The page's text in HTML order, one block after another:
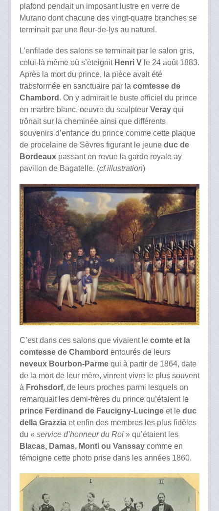
plafond pendait un imposant lustre en verre de
Murano dont chacune des vingt-quatre branches se
terminait par une fleur-de-lys au naturel.
L’enfilade des salons se terminait par le salon gris,
celui-là même où s’éteignit Henri Vle 24 août 1883.
Après la mort du prince, la pièce avait été
trabsformée en sanctuaire par la comtesse de
Chambord . On y admirait le buste officiel du prince
en marbre blanc, oeuvre du sculpteur Veray qui
trônait sur la cheminée ainsi que différents
souvenirs d’enfance du prince comme cette plaque
de procelaine de Sèvres figurant le jeune duc de
Bordeauxpassant en revue la garde royale ay
pavillon de Bagatelle. (cf.illustration)
C’est dans ces salons que vivaient le comte et la
comtesse de Chambord entourés de leurs
neveux Bourbon-Parmequi à partir de 1864, date
de la mort de leur mère, vinrent vivre le plus souvent
à Frohsdorf, de leurs proches parmi lesquels on
remarquait les demi-frères du prince qu’étaient le
prince Ferdinand de Faucigny-Lucingeet le duc
della Grazziaet enfin des membres les plus fidèles
du « service d’honneur du Roi» qu’étaient les
Blacas, Damas, Monti ou Vanssaycomme en
témoigne cette photo prise dans les années 1860.